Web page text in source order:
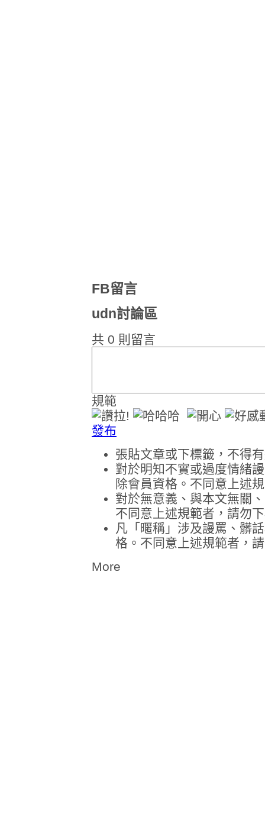
FB留言
udn討論區
共 0 則留言
規範
發布
張貼文章或下標籤，不得
對於明知不實或過度情緒
除會員資格。不同意上述
對於無意義、與本文無關
不同意上述規範者，請勿
凡「暱稱」涉及謾罵、髒
格。不同意上述規範者，
More